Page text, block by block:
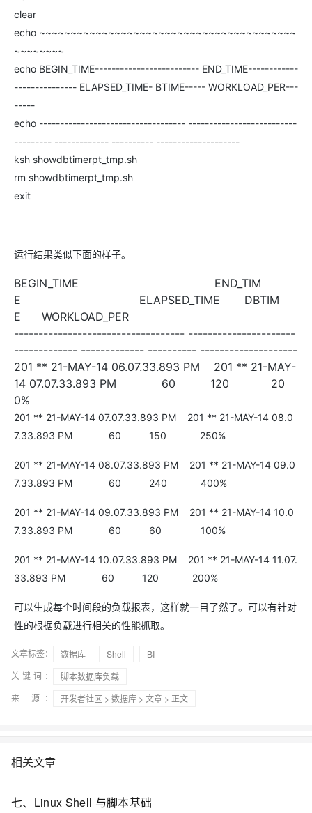
clear
echo ~~~~~~~~~~~~~~~~~~~~~~~~~~~~~~~~~~~~~~~~~
~~~~~~~~
echo BEGIN_TIME------------------------- END_TIME------------
--------------- ELAPSED_TIME- BTIME----- WORKLOAD_PER---
-----
echo ----------------------------------- --------------------------
--------- ------------- ---------- --------------------
ksh showdbtimerpt_tmp.sh
rm showdbtimerpt_tmp.sh
exit
运行结果类似下面的样子。
BEGIN_TIME END_TIM
E ELAPSED_TIME DBTIM
E WORKLOAD_PER
----------------------------------- ----------------------
------------- ------------- ---------- --------------------
201 ** 21-MAY-14 06.07.33.893 PM 201 ** 21-MAY-
14 07.07.33.893 PM 60 120 20
0%
201 ** 21-MAY-14 07.07.33.893 PM 201 ** 21-MAY-14 08.0
7.33.893 PM 60 150 250%
201 ** 21-MAY-14 08.07.33.893 PM 201 ** 21-MAY-14 09.0
7.33.893 PM 60 240 400%
201 ** 21-MAY-14 09.07.33.893 PM 201 ** 21-MAY-14 10.0
7.33.893 PM 60 60 100%
201 ** 21-MAY-14 10.07.33.893 PM 201 ** 21-MAY-14 11.07.
33.893 PM 60 120 200%
可以生成每个时间段的负载报表，这样就一目了然了。可以有针对
性的根据负载进行相关的性能抓取。
文章标签： 数据库 Shell
BI
关键词：
脚本数据库负载
来 源：
开发者社区 > 数据库 > 文章 > 正文
相关文章
七、Linux Shell 与脚本基础